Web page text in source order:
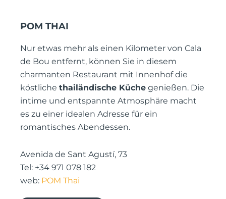
POM THAI
Nur etwas mehr als einen Kilometer von Cala
de Bou entfernt, können Sie in diesem
charmanten Restaurant mit Innenhof die
köstliche thailändische Küche genießen. Die
intime und entspannte Atmosphäre macht
es zu einer idealen Adresse für ein
romantisches Abendessen.
Avenida de Sant Agustí, 73
Tel: +34 971 078 182
web: POM Thai